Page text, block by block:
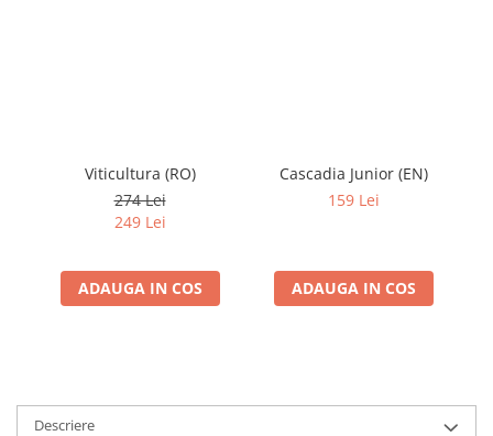
Viticultura (RO)
274 Lei
249 Lei
ADAUGA IN COS
Cascadia Junior (EN)
159 Lei
ADAUGA IN COS
Descriere